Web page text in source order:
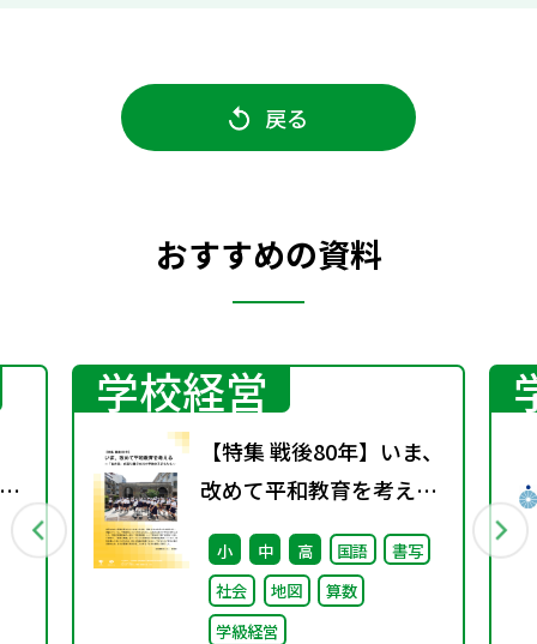
戻る
おすすめの資料
学校経営
【特集 戦後80年】いま、
改めて平和教育を考え
る〜「あの日」を語り継
ぐ本川小学校の子どもた
ち〜
小 中 高 国語
書写
社会
地図
算数
学級経営